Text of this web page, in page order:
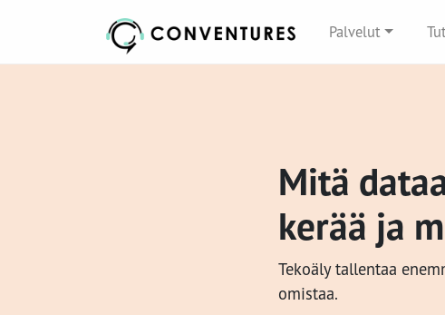
Palvelut
Mitä
kerää ja
Tekoäly tallentaa
omistaa.